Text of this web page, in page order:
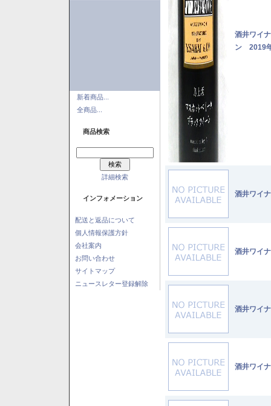
新着商品...
全商品...
商品検索
詳細検索
インフォメーション
配送と返品について
個人情報保護方針
会社案内
お問い合わせ
サイトマップ
ニュースレター登録解除
酒井ワイ
ン 2019
酒井ワイ
酒井ワイ
酒井ワイ
酒井ワイ